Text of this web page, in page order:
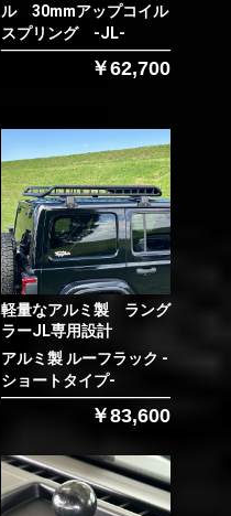
ル 30mmアップコイル
スプリング -JL-
￥62,700
軽量なアルミ製 ラング
ラーJL専用設計
アルミ製 ルーフラック -
ショートタイプ-
￥83,600